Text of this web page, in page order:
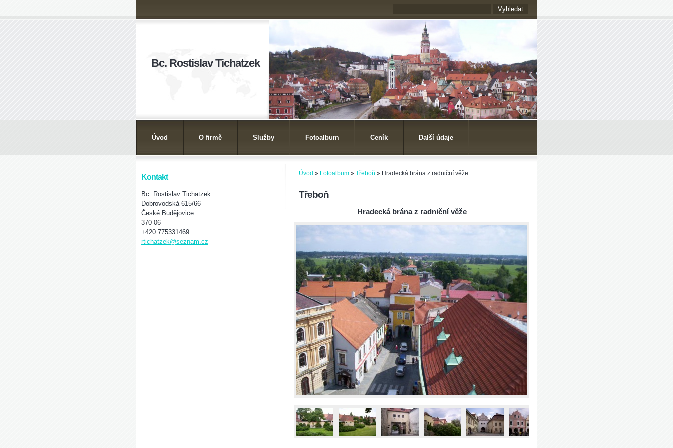
Bc. Rostislav Tichatzek
Úvod O firmě Služby Fotoalbum Ceník Další údaje
Úvod » Fotoalbum » Třeboň » Hradecká brána z radniční věže
Třeboň
Hradecká brána z radniční věže
Kontakt
Bc. Rostislav Tichatzek
Dobrovodská 615/66
České Budějovice
370 06
+420 775331469
rtichatzek@seznam.cz